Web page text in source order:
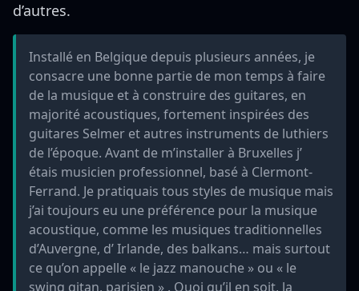
d’autres.
Installé en Belgique depuis plusieurs années, je
consacre une bonne partie de mon temps à faire
de la musique et à construire des guitares, en
majorité acoustiques, fortement inspirées des
guitares Selmer et autres instruments de luthiers
de l’époque. Avant de m’installer à Bruxelles j’
étais musicien professionnel, basé à Clermont-
Ferrand. Je pratiquais tous styles de musique mais
j’ai toujours eu une préférence pour la musique
acoustique, comme les musiques traditionnelles
d’Auvergne, d’ Irlande, des balkans… mais surtout
ce qu’on appelle « le jazz manouche » ou « le
swing gitan, parisien » . Quoi qu’il en soit, la